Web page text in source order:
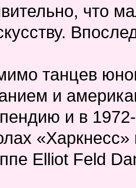
что
танцев
и
и в
Elliot Feld